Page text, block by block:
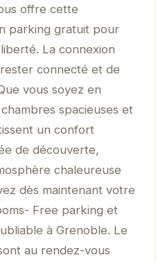
offre cette
parking gratuit pour
La connexion
connecté et de
vous soyez en
spacieuses et
un confort
de découverte,
chaleureuse
dès maintenant votre
Free parking et
à Grenoble. Le
au rendez-vous